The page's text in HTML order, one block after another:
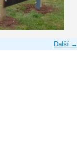
Další →